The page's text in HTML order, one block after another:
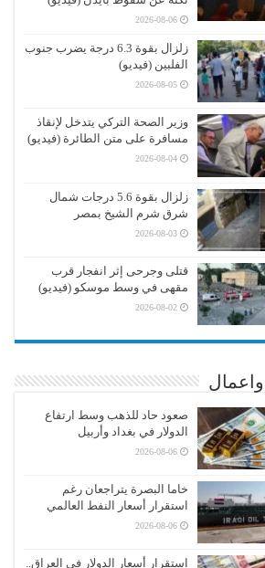
2026-08-06
زلزال بقوة 6.3 درجة يضرب جنوب
الفلبين (فيديو)
2026-08-05
وزير الصحة التركي يتدخل لإنقاذ
مسافرة على متن الطائرة (فيديو)
2026-08-04
زلزال بقوة 5.6 درجات شمال
شرق شرم الشيخ بمصر
2026-08-03
قتلى وجرحى إثر انفجار قرب
مقهى في وسط موسكو (فيديو)
2026-08-02
صعود حاد للذهب وسط ارتفاع
الدولار في بغداد وأربيل
2026-08-06
خاما البصرة يتراجعان رغم
استقرار أسعار النفط العالمي
2026-08-06
استقرار أسعار الدولار في العراق..